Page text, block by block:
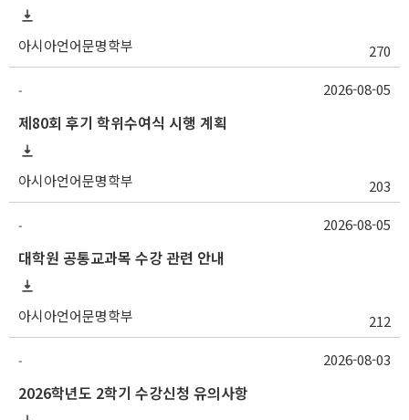
아시아언어문명학부 270
-
제80회 후기 학위수여식 시행 계획
아시아언어문명학부 203
2026-08-05
-
대학원 공통교과목 수강 관련 안내
아시아언어문명학부 212
2026-08-05
-
2026학년도 2학기 수강신청 유의사항
2026-08-03